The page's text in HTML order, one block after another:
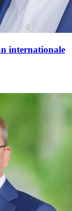
internationale